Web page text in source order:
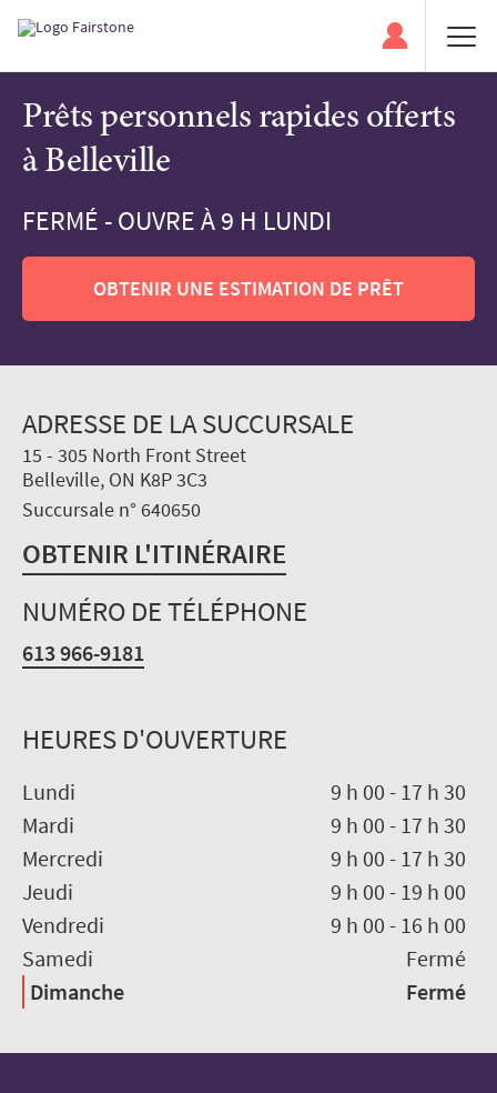
Prêts personnels rapides offerts
à Belleville
FERMÉ - OUVRE À 9 H LUNDI
OBTENIR UNE ESTIMATION DE PRÊT
ADRESSE DE LA SUCCURSALE
15 - 305 North Front Street
Belleville, ON K8P 3C3
Succursale n° 640650
OBTENIR L'ITINÉRAIRE
NUMÉRO DE TÉLÉPHONE
613 966-9181
HEURES D'OUVERTURE
Lundi 9 h 00 - 17 h 30
Mardi
9 h 00 - 17 h 30
Mercredi
9 h 00 - 17 h 30
Jeudi
9 h 00 - 19 h 00
Vendredi
9 h 00 - 16 h 00
Samedi
Fermé
Dimanche
Fermé